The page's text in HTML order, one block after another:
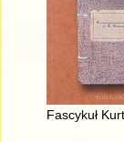
Fascykuł